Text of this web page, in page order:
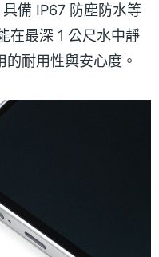
備 IP67 防塵防水等
在最深 1 公尺水中靜
耐用性與安心度。